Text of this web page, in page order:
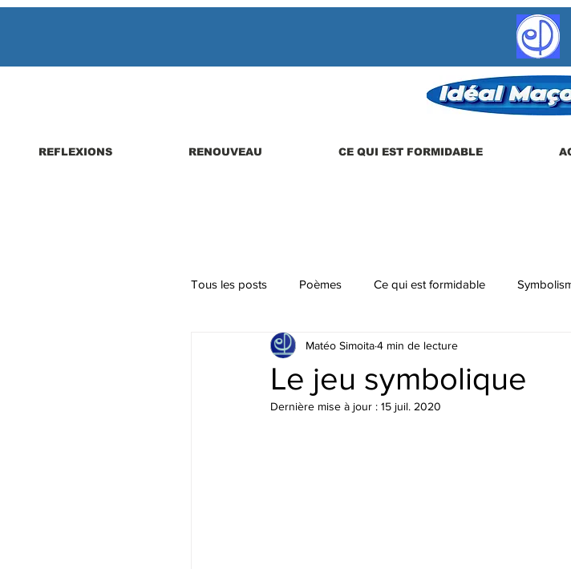
REFLEXIONS RENOUVEAU CE QUI EST FORMIDABLE
Tous les posts Poèmes Ce qui est formidable
Parutions de livres, revues, etc. La vie en loge
Le jeu symbolique
Matéo Simoita4 min de lecture
Dernière mise à jour : 15 juil. 2020